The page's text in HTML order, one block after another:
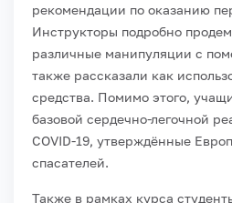
рекомендации по оказанию
Инструкторы подробно
различные манипуляции с
также рассказали как
средства. Помимо этого,
базовой сердечно-легочной
COVID-19, утверждённые
спасателей.
Также в рамках курса